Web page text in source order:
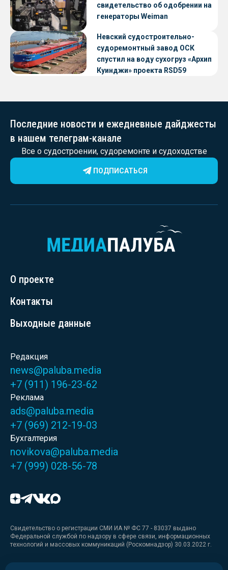
свидетельство об одобрении на
генераторы Weiman
Невский судостроительно-
судоремонтный завод ОСК
спустил на воду сухогруз «Архип
Куинджи» проекта RSD59
Последние новости и ежедневные дайджесты
в нашем телеграм-канале
Все о судостроении, судоремонте и судоходстве
ПОДПИСАТЬСЯ
О проекте
Контакты
Выходные данные
Редакция
news@paluba.media
+7 (911) 196-23-62
Реклама
ads@paluba.media
+7 (969) 212-19-03
Бухгалтерия
novikova@paluba.media
+7 (999) 028-56-78
Свидетельство о регистрации СМИ ИА № ФС 77 - 83037 выдано
Федеральной службой по надзору в сфере связи, информационных
технологий и массовых коммуникаций (Роскомнадзор) 30.03.2022 г.